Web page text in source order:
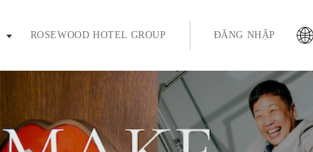
ROSEWOOD HOTEL GROUP ĐĂNG NHẬP